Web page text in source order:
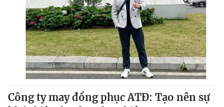
Công ty may đồng phục ATĐ: Tạo nên sự